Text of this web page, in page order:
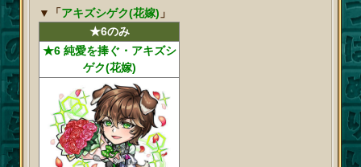
▼「アキズシゲク(花嫁) 」
★6のみ
★6 純愛を捧ぐ・アキズシ
ゲク(花嫁)